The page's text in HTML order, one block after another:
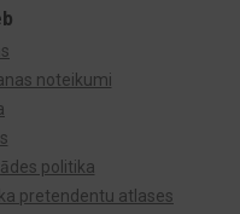
noteikumi
politika
pretendentu atlases